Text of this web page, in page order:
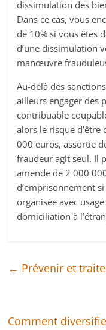
dissimulation des
Dans ce cas, vous
de 10% si vous êtes
d’une dissimulation
manœuvre
Au-delà des
ailleurs engager des
contribuable
alors le risque
000 euros, assortie
fraudeur agit seul. Il
amende de 2 000
d’emprisonnement
organisée avec
domiciliation à
← Prévenir et
Comment